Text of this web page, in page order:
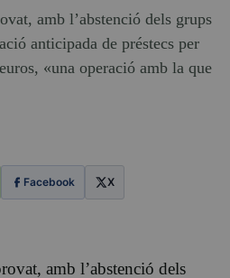
amb l’abstenció dels grups
anticipada de préstecs per
«una operació amb la que
Facebook X
amb l’abstenció dels